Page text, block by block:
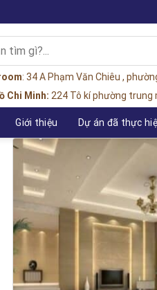
: 34 A Phạm Văn Chiêu ,
Chi Minh: 224 Tô kí phường trung
Giới thiệu Dự án đã thực